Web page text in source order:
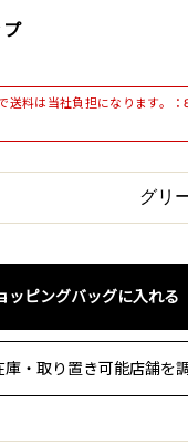
送料は当社負担になります。
グリ
ッピングバッグに入れる
庫・取り置き可能店舗を